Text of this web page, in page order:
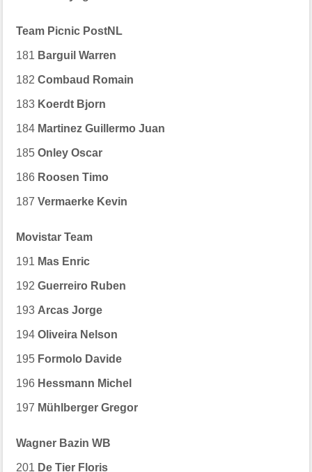
Team Picnic PostNL
181 Barguil Warren
182Combaud Romain
183 Koerdt Bjorn
184 Martinez Guillermo Juan
185Onley Oscar
186 Roosen Timo
187Vermaerke Kevin
Movistar Team
191 Mas Enric
192Guerreiro Ruben
193 Arcas Jorge
194Oliveira Nelson
195 Formolo Davide
196 Hessmann Michel
197 Mühlberger Gregor
Wagner Bazin WB
201 De Tier Floris